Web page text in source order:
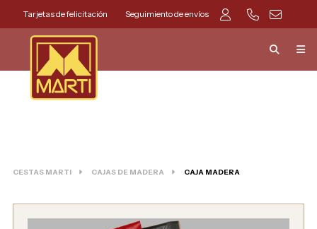
Tarjetas de felicitación Seguimiento de envíos
CESTAS MARTI CAJAS DE MADERA CAJA MADERA